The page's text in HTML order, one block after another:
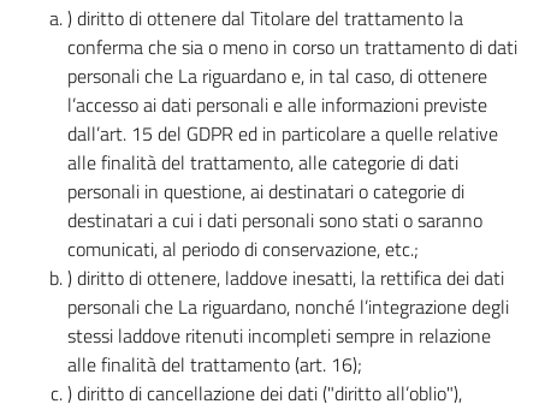
) diritto di ottenere dal Titolare del trattamento la
conferma che sia o meno in corso un trattamento di dati
personali che La riguardano e, in tal caso, di ottenere
l’accesso ai dati personali e alle informazioni previste
dall’art. 15 del GDPR ed in particolare a quelle relative
alle finalità del trattamento, alle categorie di dati
personali in questione, ai destinatari o categorie di
destinatari a cui i dati personali sono stati o saranno
comunicati, al periodo di conservazione, etc.;
) diritto di ottenere, laddove inesatti, la rettifica dei dati
personali che La riguardano, nonché l’integrazione degli
stessi laddove ritenuti incompleti sempre in relazione
alle finalità del trattamento (art. 16);
) diritto di cancellazione dei dati ("diritto all’oblio"),